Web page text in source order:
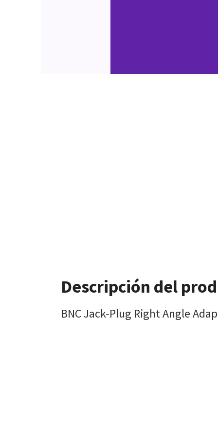
Descripción del
BNC Jack-Plug Right Angle